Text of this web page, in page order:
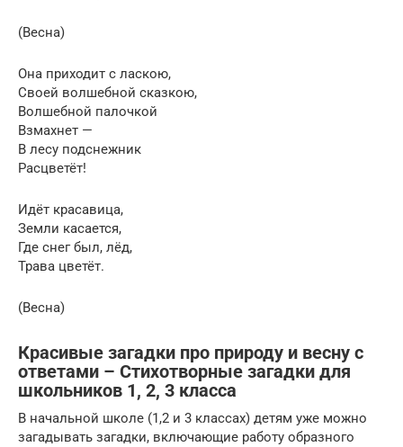
(Весна)
Она приходит с ласкою,
Своей волшебной сказкою,
Волшебной палочкой
Взмахнет —
В лесу подснежник
Расцветёт!
Идёт красавица,
Земли касается,
Где снег был, лёд,
Трава цветёт.
(Весна)
Красивые загадки про природу и весну с
ответами – Стихотворные загадки для
школьников 1, 2, 3 класса
В начальной школе (1,2 и 3 классах) детям уже можно
загадывать загадки, включающие работу образного